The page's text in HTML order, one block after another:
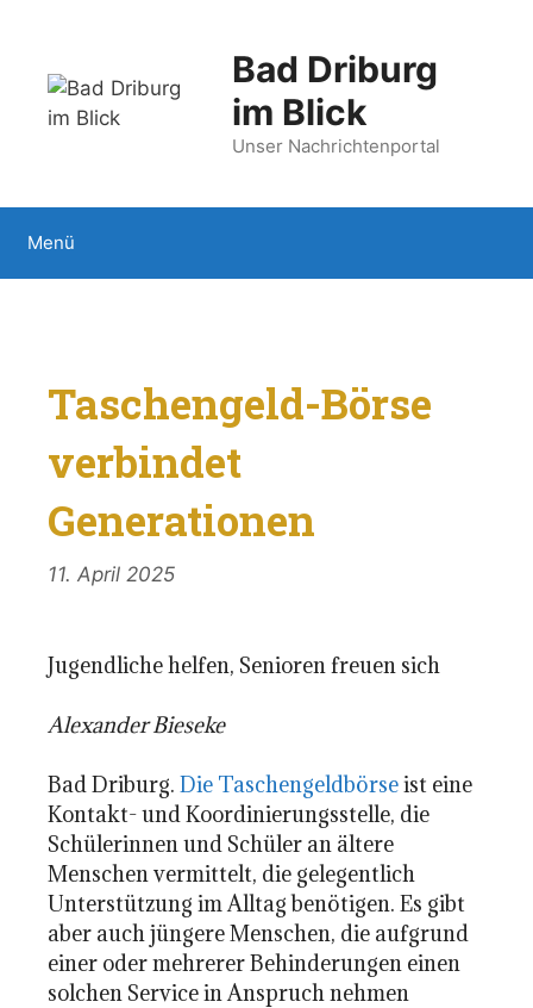
springen
Bad Driburg
im Blick
Unser Nachrichtenportal
Menü
Taschengeld-Börse
verbindet
Generationen
11. April 2025
Jugendliche helfen, Senioren freuen sich
Alexander Bieseke
Bad Driburg. Die Taschengeldbörseist eine
Kontakt- und Koordinierungsstelle, die
Schülerinnen und Schüler an ältere
Menschen vermittelt, die gelegentlich
Unterstützung im Alltag benötigen. Es gibt
aber auch jüngere Menschen, die aufgrund
einer oder mehrerer Behinderungen einen
solchen Service in Anspruch nehmen